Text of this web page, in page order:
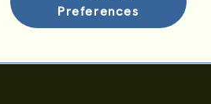
Preferences